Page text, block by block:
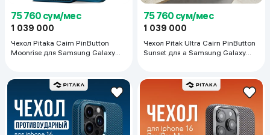
75 760 сум/мес
1 039 000
Чехол Pitaka Cairn PinButton
Moonrise для Samsung Galaxy
75 760 сум/мес
1 039 000
Чехол Pitak Ultra Cairn PinButton
Sunset для a Samsung Galaxy